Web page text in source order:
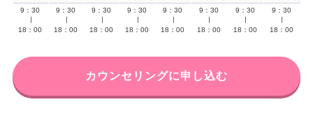
9：30
18：00
9：30
18：00
9：30
18：00
9：30
18：00
9：30
18：00
9：30
18：00
9：30
18：00
9：30
18：00
カウンセリングに申し込む